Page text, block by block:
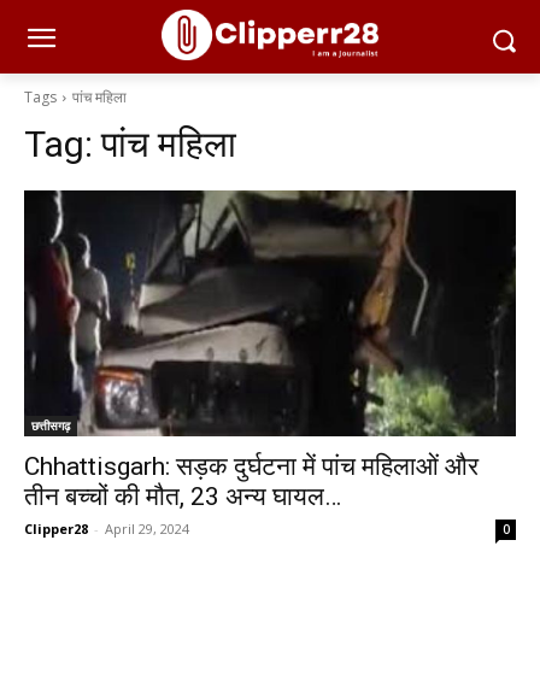
Tags पांच महिला
Tag:पांच महिला
छत्तीसगढ़
Chhattisgarh: सड़क दुर्घटना में पांच महिलाओं और
तीन बच्चों की मौत, 23 अन्य घायल…
Clipper28 - April 29, 2024 0